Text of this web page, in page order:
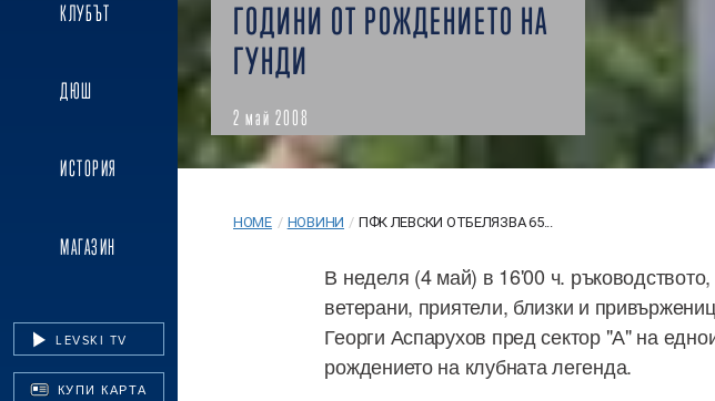
КЛУБЪТ
ДЮШ
ИСТОРИЯ
МАГАЗИН
LEVSKI TV
КУПИ КАРТА
ГОДИНИ ОТ РОЖДЕНИЕТО НА
ГУНДИ
2 май 2008
HOME / НОВИНИ / ПФК ЛЕВСКИ ОТБЕЛЯЗВА 65...
В неделя (4 май) в 16'00 ч.
ветерани, приятели, близки и
Георги Аспарухов пред сектор "А" на
рождението на клубната легенда.